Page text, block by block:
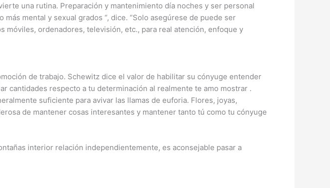
una rutina. Preparación y mantenimiento día noches y ser personal
mental y sexual grados “, dice. “Solo asegúrese de puede ser
ordenadores, televisión, etc., para real atención, enfoque y
de trabajo. Schewitz dice el valor de habilitar su cónyuge entender
cantidades respecto a tu determinación al realmente te amo mostrar .
suficiente para avivar las llamas de euforia. Flores, joyas,
de mantener cosas interesantes y mantener tanto tú como tu cónyuge
interior relación independientemente, es aconsejable pasar a